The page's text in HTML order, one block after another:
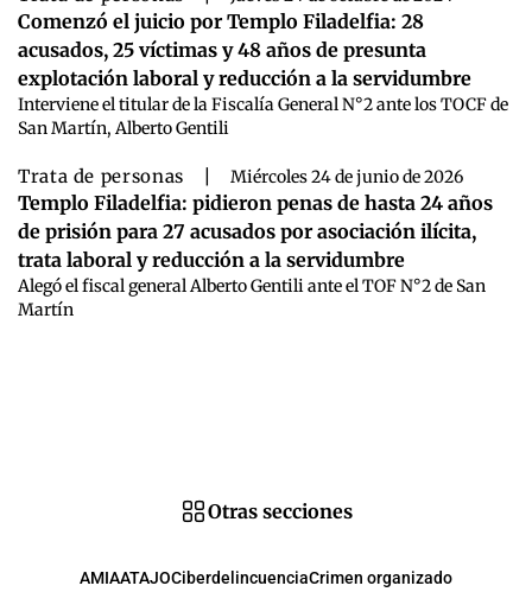
Comenzó el juicio por Templo Filadelfia: 28
acusados, 25 víctimas y 48 años de presunta
explotación laboral y reducción a la servidumbre
Interviene el titular de la Fiscalía General N°2 ante los TOCF de
San Martín, Alberto Gentili
Trata de personas Miércoles 24 de junio de 2026
Templo Filadelfia: pidieron penas de hasta 24 años
de prisión para 27 acusados por asociación ilícita,
trata laboral y reducción a la servidumbre
Alegó el fiscal general Alberto Gentili ante el TOF N°2 de San
Martín
Otras secciones
AMIAATAJOCiberdelincuenciaCrimen organizado